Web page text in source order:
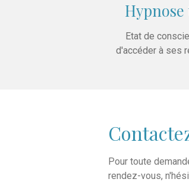
Etat de
d'accéder à ses
Pour toute
rendez-vous,